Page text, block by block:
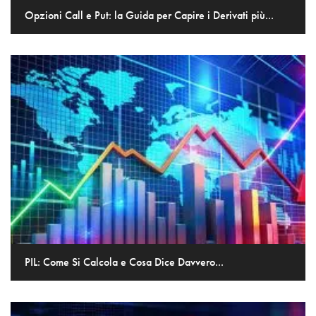
Opzioni Call e Put: la Guida per Capire i Derivati più...
PIL: Come Si Calcola e Cosa Dice Davvero...